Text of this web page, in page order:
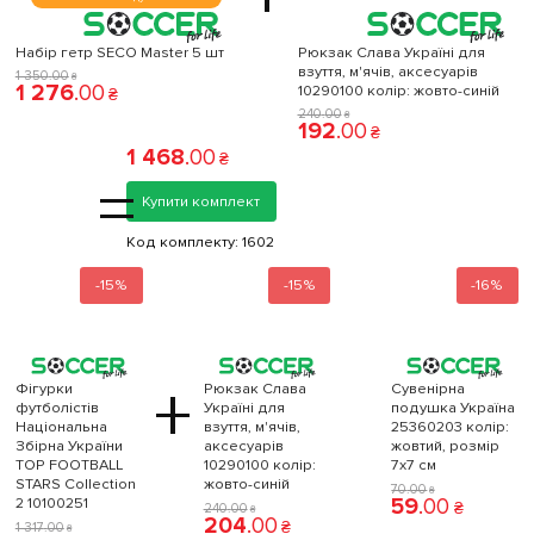
Набір гетр SECO Master 5 шт
1 350.00 ₴
1 276.00 ₴
Рюкзак Слава Україні для
взуття, м'ячів, аксесуарів
10290100 колiр: жовто-синій
240.00 ₴
192.00 ₴
=
1 468.00 ₴
Купити комплект
Код комплекту: 1602
-15%
+
Фігурки
футболістів
Національна
Збірна України
TOP FOOTBALL
STARS Collection
2 10100251
1 317.00 ₴
-15%
Рюкзак Слава
Україні для
взуття, м'ячів,
аксесуарів
10290100 колiр:
жовто-синій
240.00 ₴
204.00 ₴
-16%
Сувенірна
подушка Україна
25360203 колiр:
жовтий, розмір
7x7 см
70.00 ₴
59.00 ₴